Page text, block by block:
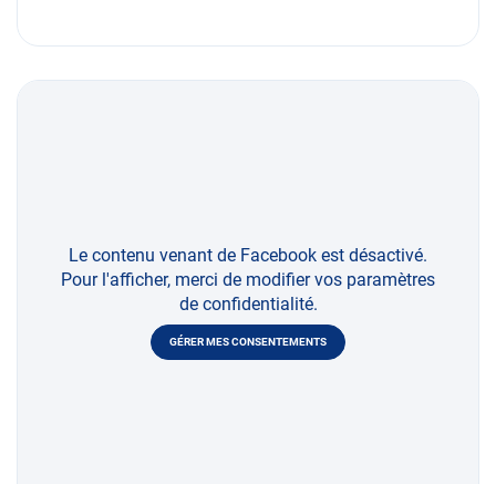
Le contenu venant de Facebook est désactivé.
Pour l'afficher, merci de modifier vos paramètres
de confidentialité.
GÉRER MES CONSENTEMENTS